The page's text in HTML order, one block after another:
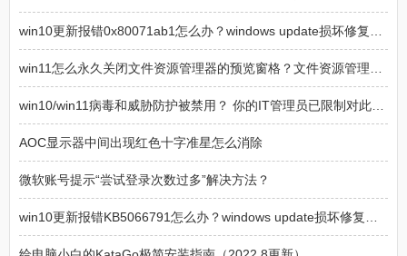
AOC显示器中间出现红色十字准星怎么消除
微软账号提示“尝试登录次数过多”解决方法？